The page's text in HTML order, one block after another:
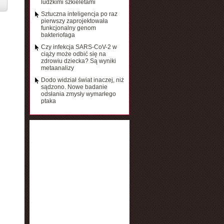
ludzkimi szkieletami
Sztuczna inteligencja po raz
pierwszy zaprojektowała
funkcjonalny genom
bakteriofaga
Czy infekcja SARS-CoV-2 w
ciąży może odbić się na
zdrowiu dziecka? Są wyniki
metaanalizy
Dodo widział świat inaczej, niż
sądzono. Nowe badanie
odsłania zmysły wymarłego
ptaka